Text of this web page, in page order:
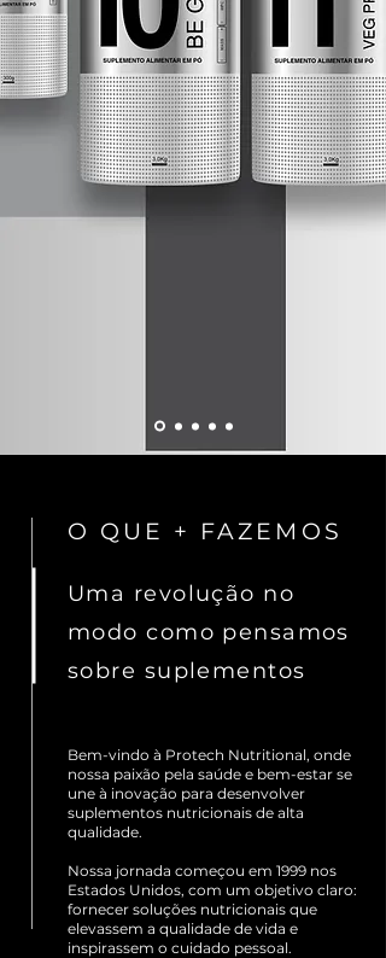
O QUE + FAZEMOS
Uma revolução no
modo como pensamos
sobre suplementos
Bem-vindo à Protech Nutritional, onde
nossa paixão pela saúde e bem-estar se
une à inovação para desenvolver
suplementos nutricionais de alta
qualidade.
Nossa jornada começou em 1999 nos
Estados Unidos, com um objetivo claro:
fornecer soluções nutricionais que
elevassem a qualidade de vida e
inspirassem o cuidado pessoal.